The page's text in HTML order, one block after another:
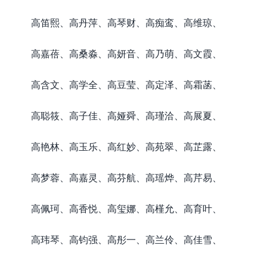
高笛熙、高丹萍、高琴财、高痴鸾、高维琼、
高嘉蓓、高桑淼、高妍音、高乃萌、高文霞、
高含文、高学全、高豆莹、高定泽、高霜菡、
高聪筱、高子佳、高娅舜、高瑾洽、高展夏、
高艳林、高玉乐、高红妙、高苑翠、高芷露、
高梦蓉、高嘉灵、高芬航、高瑶烨、高芹易、
高佩珂、高香悦、高玺娜、高槿允、高育叶、
高玮琴、高钧强、高彤一、高兰伶、高佳雪、